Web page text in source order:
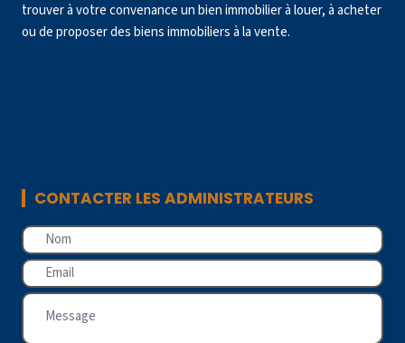
trouver à votre convenance un bien immobilier à louer, à acheter
ou de proposer des biens immobiliers à la vente.
CONTACTER LES ADMINISTRATEURS